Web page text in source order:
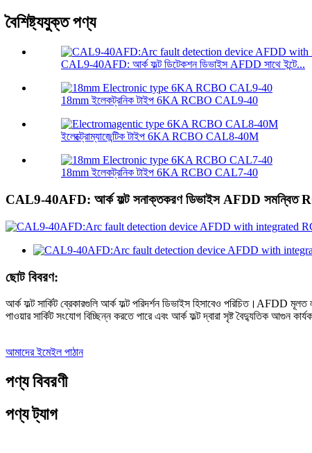
বৈশিষ্ট্যযুক্ত পণ্য
CAL9-40AFD: আর্ক ফল্ট ডিটেকশন ডিভাইস AFDD সাথে ইন্টে...
18mm ইলেকট্রনিক টাইপ 6KA RCBO CAL9-40
ইলেক্ট্রোম্যাজেন্টিক টাইপ 6KA RCBO CAL8-40M
18mm ইলেকট্রনিক টাইপ 6KA RCBO CAL7-40
CAL9-40AFD: আর্ক ফল্ট সনাক্তকরণ ডিভাইস AFDD সমন্বিত
ছোট বিবরণ:
আর্ক ফল্ট সার্কিট ব্রেকারগুলি আর্ক ফল্ট পরিদর্শন ডিভাইস হিসাবেও পরিচিত।AFDD
পাওয়ার সার্কিট সংযোগ বিচ্ছিন্ন করতে পারে এবং আর্ক ফল্ট দ্বারা সৃষ্ট বৈদ্যুতিক আগুন
আমাদের ইমেইল পাঠান
পণ্য বিবরণী
পণ্য ট্যাগ